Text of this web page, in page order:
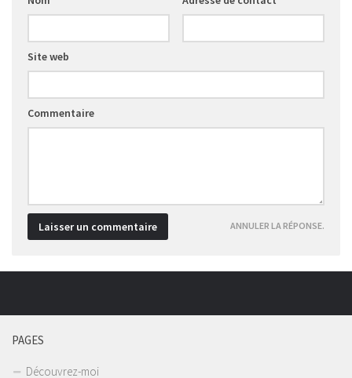
ANNULER LA RÉPONSE.
Site web
Commentaire
PAGES
Découvrez-moi